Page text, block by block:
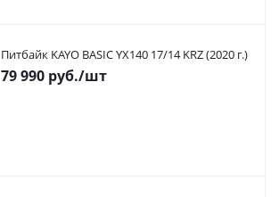
Питбайк KAYO BASIC YX140 17/14 KRZ (2020 г.)
79 990 руб./шт